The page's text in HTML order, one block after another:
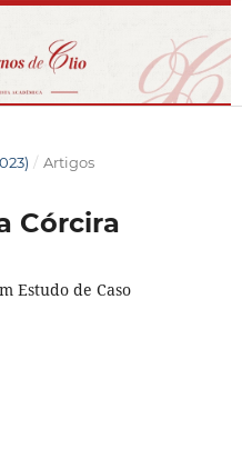
/ Artigos
Córcira
Estudo de Caso